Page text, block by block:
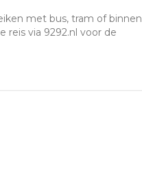
met bus, tram of binnen
reis via 9292.nl voor de